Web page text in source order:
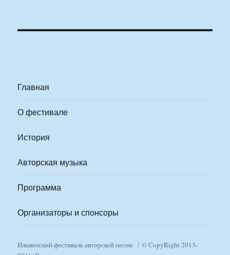
Главная
О фестивале
История
Авторская музыка
Программа
Организаторы и спонсоры
Ильменский фестиваль авторской песни
© CopyRight 2013-